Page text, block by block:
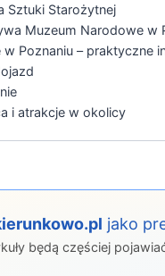
Sztuki Starożytnej
Muzeum Narodowe w
Poznaniu – praktyczne
i atrakcje w okolicy
jako
będą częściej